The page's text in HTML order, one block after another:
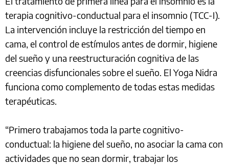
terapia cognitivo-conductual para el insomnio (TCC-I).
La intervención incluye la restricción del tiempo en
cama, el control de estímulos antes de dormir, higiene
del sueño y una reestructuración cognitiva de las
creencias disfuncionales sobre el sueño. El Yoga Nidra
funciona como complemento de todas estas medidas
terapéuticas.
“Primero trabajamos toda la parte cognitivo-
conductual: la higiene del sueño, no asociar la cama con
actividades que no sean dormir, trabajar los